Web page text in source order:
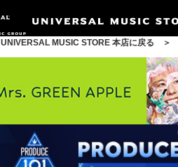
UNIVERSAL MUSIC STORE 本店に戻る ＞